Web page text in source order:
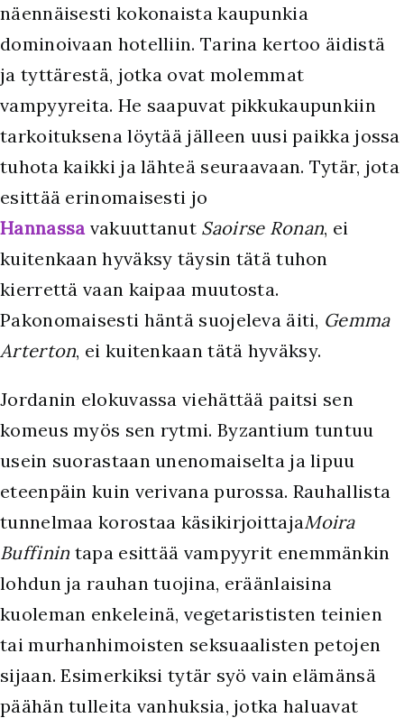
näennäisesti kokonaista kaupunkia
dominoivaan hotelliin. Tarina kertoo äidistä
ja tyttärestä, jotka ovat molemmat
vampyyreita. He saapuvat pikkukaupunkiin
tarkoituksena löytää jälleen uusi paikka jossa
tuhota kaikki ja lähteä seuraavaan. Tytär, jota
esittää erinomaisesti jo
Hannassa vakuuttanut Saoirse Ronan, ei
kuitenkaan hyväksy täysin tätä tuhon
kierrettä vaan kaipaa muutosta.
Pakonomaisesti häntä suojeleva äiti, Gemma
Arterton, ei kuitenkaan tätä hyväksy.
Jordanin elokuvassa viehättää paitsi sen
komeus myös sen rytmi. Byzantium tuntuu
usein suorastaan unenomaiselta ja lipuu
eteenpäin kuin verivana purossa. Rauhallista
tunnelmaa korostaa käsikirjoittajaMoira
Buffinin tapa esittää vampyyrit enemmänkin
lohdun ja rauhan tuojina, eräänlaisina
kuoleman enkeleinä, vegetarististen teinien
tai murhanhimoisten seksuaalisten petojen
sijaan. Esimerkiksi tytär syö vain elämänsä
päähän tulleita vanhuksia, jotka haluavat